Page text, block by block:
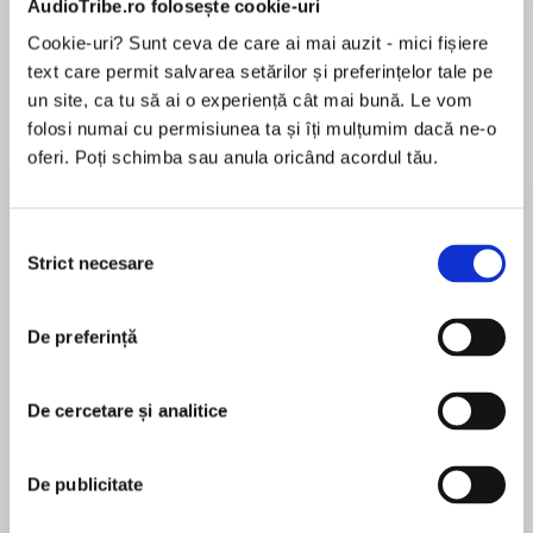
AudioTribe.ro folosește cookie-uri
Cookie-uri? Sunt ceva de care ai mai auzit - mici fișiere
text care permit salvarea setărilor și preferințelor tale pe
un site, ca tu să ai o experiență cât mai bună. Le vom
folosi numai cu permisiunea ta și îți mulțumim dacă ne-o
oferi. Poți schimba sau anula oricând acordul tău.
consimțământului
Strict necesare
De preferință
De cercetare și analitice
De publicitate
Desprecarte
Sometimes the best things in life happen when
you dare to get out of your depth.
Abby lives and works in the heart of the Lake
District. She splits her time between bringing up
her daughter, working in the Plum Pie Bakery –
Ben, left.
Lori is on holiday from the States, hoping to find
pentru această carte
Ellie Wood was born and raised in the Lake District